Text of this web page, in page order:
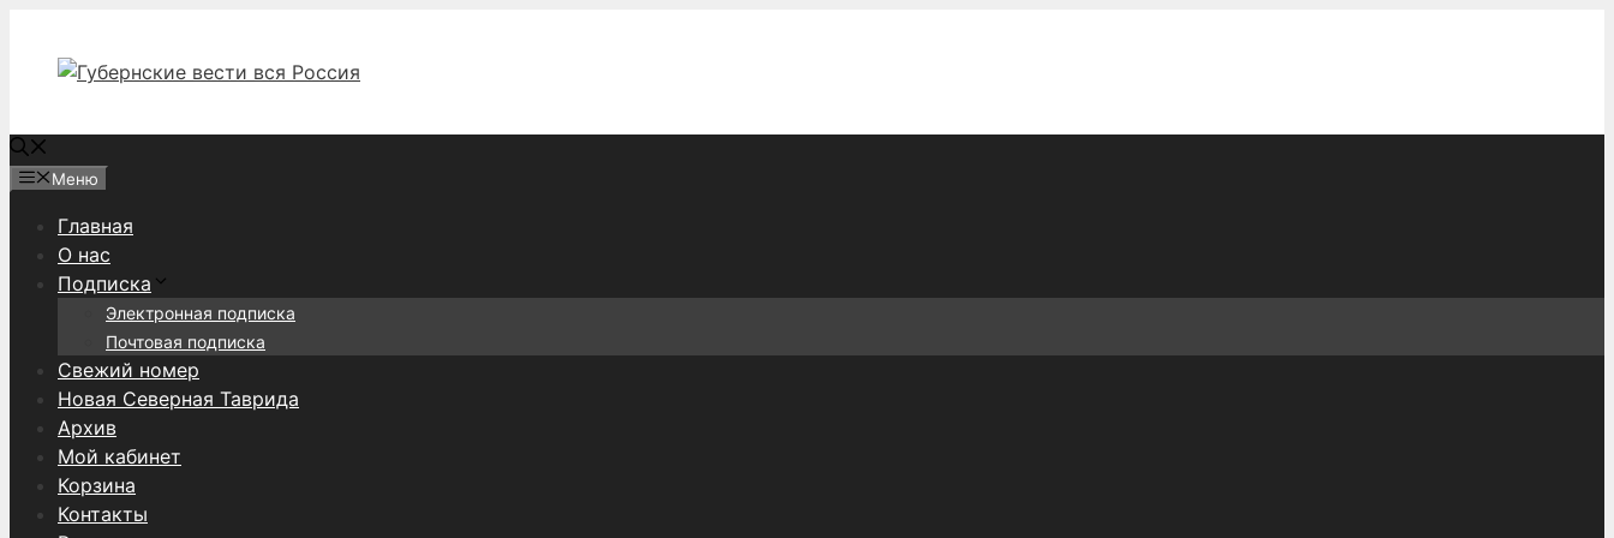
содержимому
Меню
Главная
О нас
Подписка
Электронная подписка
Почтовая подписка
Свежий номер
Новая Северная Таврида
Архив
Мой кабинет
Корзина
Контакты